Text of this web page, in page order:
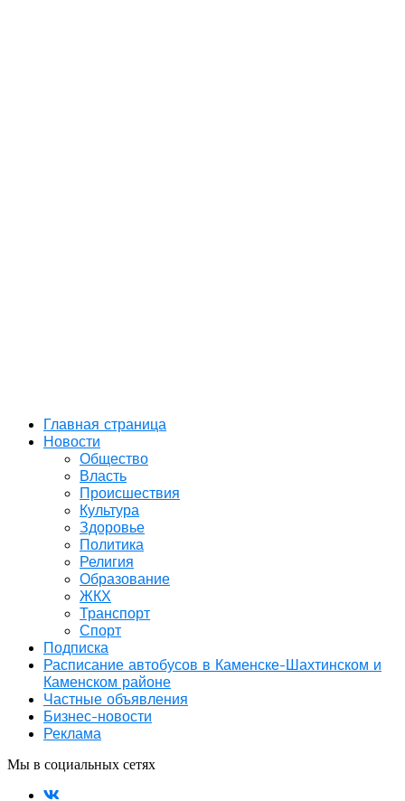
Главная страница
Новости
Общество
Власть
Происшествия
Культура
Здоровье
Политика
Религия
Образование
ЖКХ
Транспорт
Спорт
Подписка
Расписание автобусов в Каменске-Шахтинском и
Каменском районе
Частные объявления
Бизнес-новости
Реклама
Мы в социальных сетях